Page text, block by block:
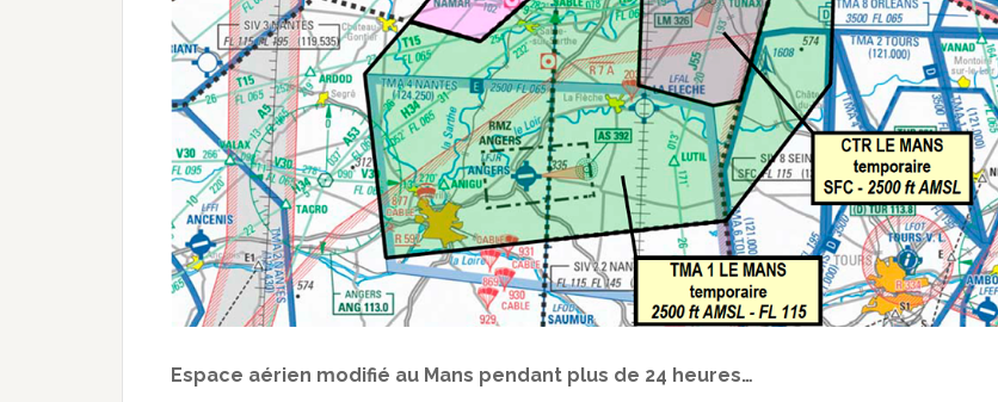
Espace aérien modifié au Mans pendant plus de 24 heures…